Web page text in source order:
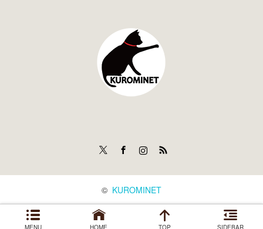
InstagramRSS
MENU HOME TOP SIDEBAR
© KUROMINET